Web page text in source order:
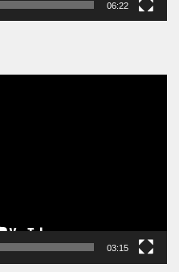
06:22
03:15